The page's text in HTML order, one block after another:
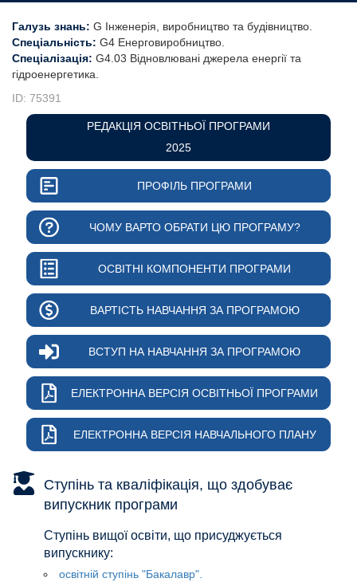
РЕДАКЦІЯ ОСВІТНЬОЇ ПРОГРАМИ
2025
ПРОФІЛЬ ПРОГРАМИ
ЧОМУ ВАРТО ОБРАТИ ЦЮ ПРОГРАМУ?
ОСВІТНІ КОМПОНЕНТИ ПРОГРАМИ
ВАРТІСТЬ НАВЧАННЯ ЗА ПРОГРАМОЮ
ВСТУП НА НАВЧАННЯ ЗА ПРОГРАМОЮ
ЕЛЕКТРОННА ВЕРСІЯ ОСВІТНЬОЇ ПРОГРАМИ
ЕЛЕКТРОННА ВЕРСІЯ НАВЧАЛЬНОГО ПЛАНУ
Галузь знань: G Інженерія, виробництво та будівництво
Спеціальність: G4 Енерговиробництво
Спеціалізація: G4.03 Відновлювані джерела енергії та
гідроенергетика
ID: 75391
Ступінь та кваліфікація, що здобуває
випускник програми
Ступінь вищої освіти, що присуджується
випускнику:
освітній ступінь "Бакалавр".